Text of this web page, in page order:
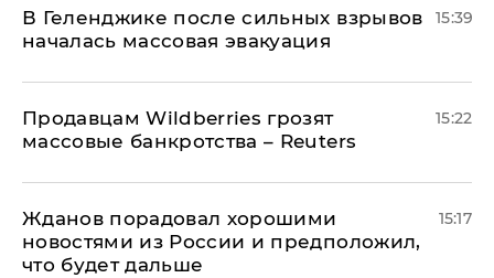
В Геленджике после сильных взрывов
началась массовая эвакуация
15:39
Продавцам Wildberries грозят
массовые банкротства – Reuters
15:22
Жданов порадовал хорошими
новостями из России и предположил,
что будет дальше
15:17